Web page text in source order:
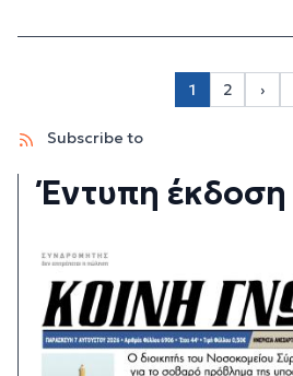
1 Page 2
2 ›
Subscribe to
Έντυπη έκδοση